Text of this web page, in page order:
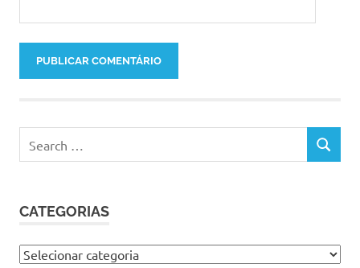
for:
SEARCH
CATEGORIAS
Categorias